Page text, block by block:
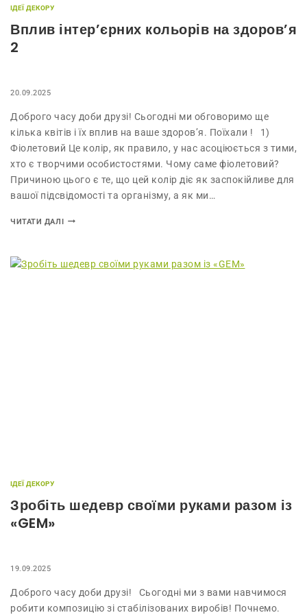
ІДЕЇ ДЕКОРУ
Вплив інтер’єрних кольорів на здоров’я
2
20.09.2025
Доброго часу доби друзі! Сьогодні ми обговоримо ще
кілька квітів і їх вплив на ваше здоров’я. Поїхали ! 1)
Фіолетовий Це колір, як правило, у нас асоціюється з тими,
хто є творчими особистостями. Чому саме фіолетовий?
Причиною цього є те, що цей колір діє як заспокійливе для
вашої підсвідомості та організму, а як ми…
ЧИТАТИ ДАЛІ
ІДЕЇ ДЕКОРУ
Зробіть шедевр своїми руками разом із
«GEM»
19.09.2025
Доброго часу доби друзі! Сьогодні ми з вами навчимося
робити композицію зі стабілізованих виробів! Почнемо.